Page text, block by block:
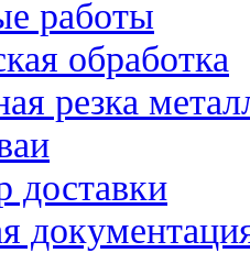
работы
обработка
резка
доставки